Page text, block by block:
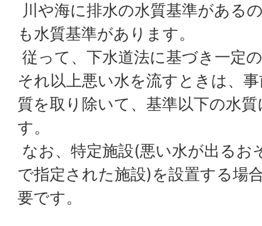
川や海に排水の水質基準がある
も水質基準があります。
従って、下水道法に基づき一定
それ以上悪い水を流すときは、
質を取り除いて、基準以下の水
す。
なお、特定施設(悪い水が出るお
で指定された施設)を設置する場
要です。